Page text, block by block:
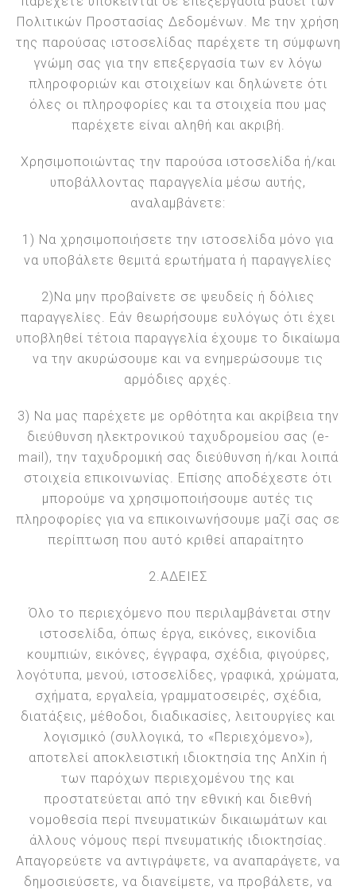
Πολιτικών Προστασίας Δεδομένων. Με την χρήση
της παρούσας ιστοσελίδας παρέχετε τη σύμφωνη
γνώμη σας για την επεξεργασία των εν λόγω
πληροφοριών και στοιχείων και δηλώνετε ότι
όλες οι πληροφορίες και τα στοιχεία που μας
παρέχετε είναι αληθή και ακριβή.
Χρησιμοποιώντας την παρούσα ιστοσελίδα ή/και
υποβάλλοντας παραγγελία μέσω αυτής,
αναλαμβάνετε:
1) Να χρησιμοποιήσετε την ιστοσελίδα μόνο για
να υποβάλετε θεμιτά ερωτήματα ή παραγγελίες
2)Να μην προβαίνετε σε ψευδείς ή δόλιες
παραγγελίες. Εάν θεωρήσουμε ευλόγως ότι έχει
υποβληθεί τέτοια παραγγελία έχουμε το δικαίωμα
να την ακυρώσουμε και να ενημερώσουμε τις
αρμόδιες αρχές.
3) Να μας παρέχετε με ορθότητα και ακρίβεια την
διεύθυνση ηλεκτρονικού ταχυδρομείου σας (e-
mail), την ταχυδρομική σας διεύθυνση ή/και λοιπά
στοιχεία επικοινωνίας. Επίσης αποδέχεστε ότι
μπορούμε να χρησιμοποιήσουμε αυτές τις
πληροφορίες για να επικοινωνήσουμε μαζί σας σε
περίπτωση που αυτό κριθεί απαραίτητο
2.ΑΔΕΙΕΣ
Όλο το περιεχόμενο που περιλαμβάνεται στην
ιστοσελίδα, όπως έργα, εικόνες, εικονίδια
κουμπιών, εικόνες, έγγραφα, σχέδια, φιγούρες,
λογότυπα, μενού, ιστοσελίδες, γραφικά, χρώματα,
σχήματα, εργαλεία, γραμματοσειρές, σχέδια,
διατάξεις, μέθοδοι, διαδικασίες, λειτουργίες και
λογισμικό (συλλογικά, το «Περιεχόμενο»),
αποτελεί αποκλειστική ιδιοκτησία της AnXin ή
των παρόχων περιεχομένου της και
προστατεύεται από την εθνική και διεθνή
νομοθεσία περί πνευματικών δικαιωμάτων και
άλλους νόμους περί πνευματικής ιδιοκτησίας.
Απαγορεύετε να αντιγράψετε, να αναπαράγετε, να
δημοσιεύσετε, να διανείμετε, να προβάλετε, να